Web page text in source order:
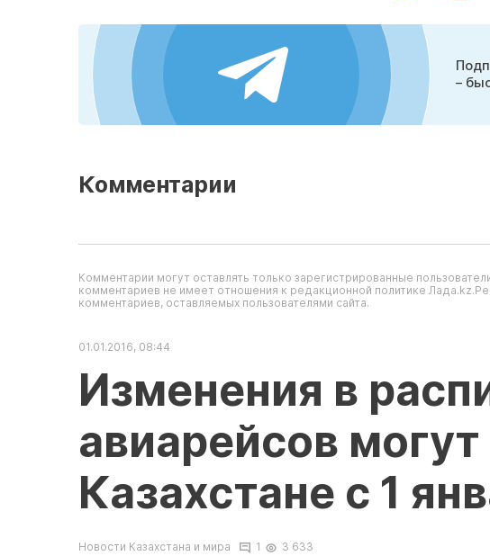
–
Комментарии
Комментарии могут оставлять только зарегистрированные
комментариев не имеет отношения к редакционной политике
комментариев, оставляемых пользователями сайта.
01.01.2016, 08:44
Изменения в
авиарейсов
Казахстане с 1
Новости Казахстана и мира 1 3 633